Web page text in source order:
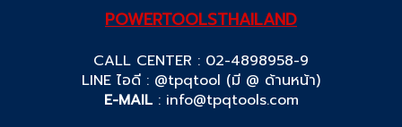
POWERTOOLSTHAILAND
CALL CENTER : 02-4898958-9
LINE ไอดี : @tpqtool (มี @ ด้านหน้า)
E-MAIL: info@tpqtools.com